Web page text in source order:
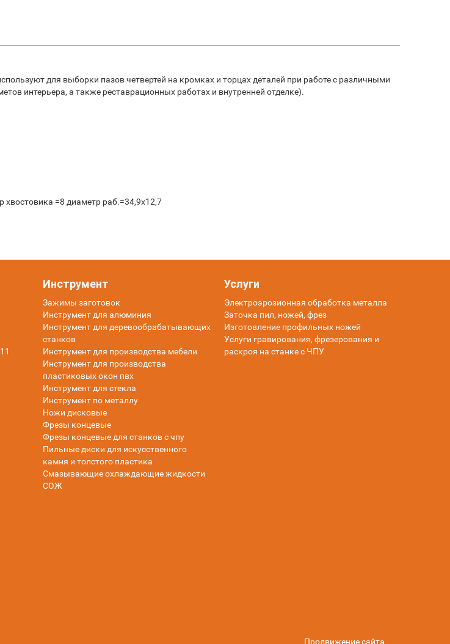
для выборки пазов четвертей на кромках и торцах деталей при работе с различными
интерьера, а также реставрационных работах и внутренней отделке).
=8 диаметр раб.=34,9x12,7
Инструмент
Зажимы заготовок
Инструмент для алюминия
Инструмент для деревообрабатывающих
станков
Инструмент для производства мебели
Инструмент для производства
пластиковых окон пвх
Инструмент для стекла
Инструмент по металлу
Ножи дисковые
Фрезы концевые
Фрезы концевые для станков с чпу
Пильные диски для искусственного
камня и толстого пластика
Смазывающие охлаждающие жидкости
СОЖ
Услуги
Электроэрозионная обработка металла
Заточка пил, ножей, фрез
Изготовление профильных ножей
Услуги гравирования, фрезерования и
раскроя на станке с ЧПУ
Продвижение сайта